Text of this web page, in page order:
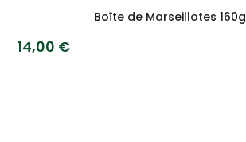
14,00 €
Boîte de Marseillotes 160g